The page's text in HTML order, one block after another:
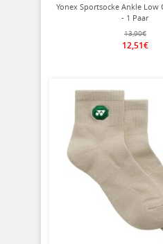
Yonex Sportsocke Ankle Low
- 1 Paar
13,90€
12,51€